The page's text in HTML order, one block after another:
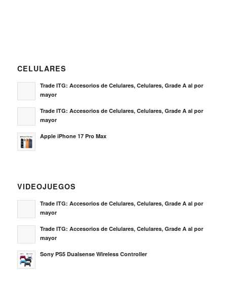
CELULARES
Trade ITG: Accesorios de Celulares, Celulares, Grade A al por
mayor
Trade ITG: Accesorios de Celulares, Celulares, Grade A al por
mayor
Apple iPhone 17 Pro Max
VIDEOJUEGOS
Trade ITG: Accesorios de Celulares, Celulares, Grade A al por
mayor
Trade ITG: Accesorios de Celulares, Celulares, Grade A al por
mayor
Sony PS5 Dualsense Wireless Controller